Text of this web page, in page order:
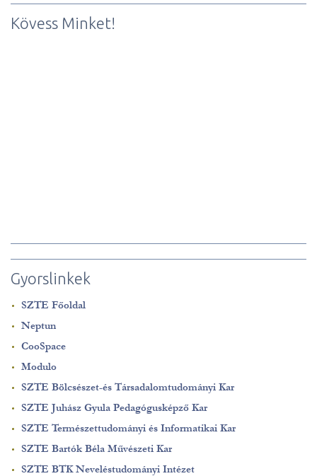
Kövess Minket!
Gyorslinkek
SZTE Főoldal
Neptun
CooSpace
Modulo
SZTE Bölcsészet-és Társadalomtudományi Kar
SZTE Juhász Gyula Pedagógusképző Kar
SZTE Természettudományi és Informatikai Kar
SZTE Bartók Béla Művészeti Kar
SZTE BTK Neveléstudományi Intézet